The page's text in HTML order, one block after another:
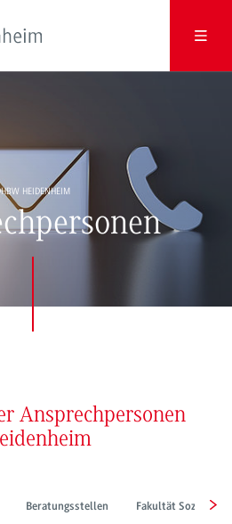
HEIDENHEIM
Ansprechpersonen
Beratungsstellen Fakultät